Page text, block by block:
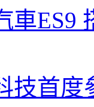
車ES9
技首度